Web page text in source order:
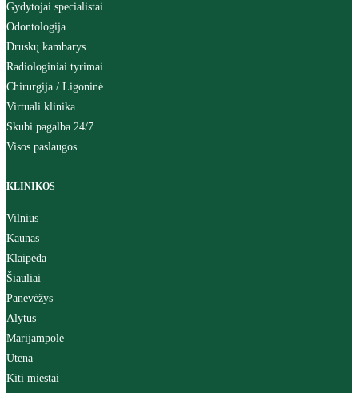
Gydytojai specialistai
Odontologija
Druskų kambarys
Radiologiniai tyrimai
Chirurgija / Ligoninė
Virtuali klinika
Skubi pagalba 24/7
Visos paslaugos
KLINIKOS
Vilnius
Kaunas
Klaipėda
Šiauliai
Panevėžys
Alytus
Marijampolė
Utena
Kiti miestai